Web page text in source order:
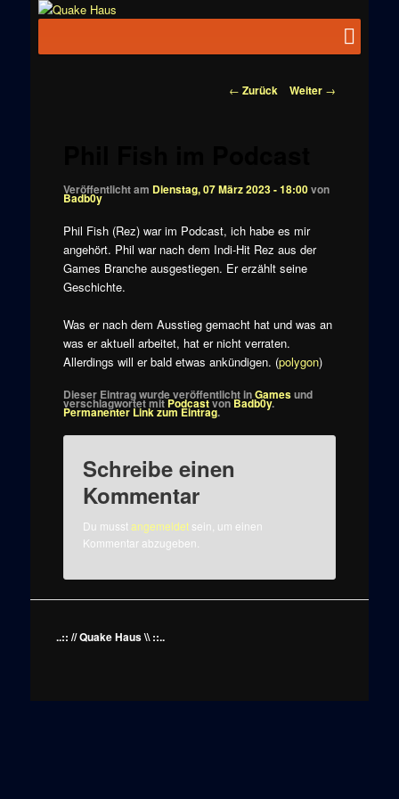
News zu
Beitragsnavigation
← Zurück Weiter →
Veröffentlicht am Dienstag, 07 März 2023 - 18:00von
Badb0y
Phil Fish (Rez) war im Podcast, ich habe es mir
angehört. Phil war nach dem Indi-Hit Rez aus der
Games Branche ausgestiegen. Er erzählt seine
Geschichte.
Was er nach dem Ausstieg gemacht hat und was an
was er aktuell arbeitet, hat er nicht verraten.
Allerdings will er bald etwas ankündigen. (polygon)
Dieser Eintrag wurde veröffentlicht inGamesund
verschlagwortet mitPodcastvonBadb0y.
Permanenter Link zum Eintrag.
Schreibe einen
Kommentar
Du musstangemeldetsein, um einen
Kommentar abzugeben.
..:: // Quake Haus \\ ::..